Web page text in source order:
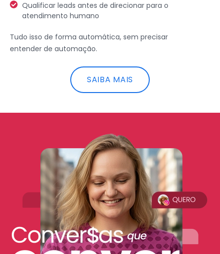
Qualificar leads antes de direcionar para o
atendimento humano
Tudo isso de forma automática, sem precisar
entender de automação.
SAIBA MAIS